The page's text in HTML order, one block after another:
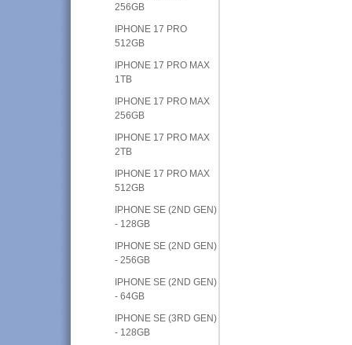
256GB
IPHONE 17 PRO
512GB
IPHONE 17 PRO MAX
1TB
IPHONE 17 PRO MAX
256GB
IPHONE 17 PRO MAX
2TB
IPHONE 17 PRO MAX
512GB
IPHONE SE (2ND GEN)
- 128GB
IPHONE SE (2ND GEN)
- 256GB
IPHONE SE (2ND GEN)
- 64GB
IPHONE SE (3RD GEN)
- 128GB